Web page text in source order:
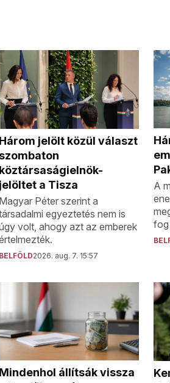
Három jelölt közül választ
köztársaságielnök-
jelöltet a Tisza
Magyar Péter szerint a
egyeztetés nem is
volt, ahogy azt az emberek
BELFÖLD2026. aug. 7. 15:57
A
fog
Mindenhol állítsák vissza